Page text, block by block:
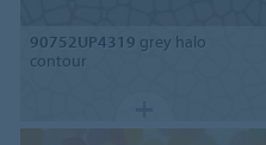
90752UP4319 grey halo
contour